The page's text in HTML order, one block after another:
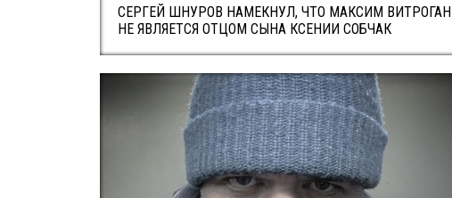
СЕРГЕЙ ШНУРОВ НАМЕКНУЛ, ЧТО МАКСИМ ВИТРОГАН
НЕ ЯВЛЯЕТСЯ ОТЦОМ СЫНА КСЕНИИ СОБЧАК